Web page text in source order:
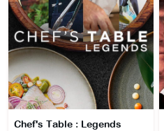
Chef's Table : Legends